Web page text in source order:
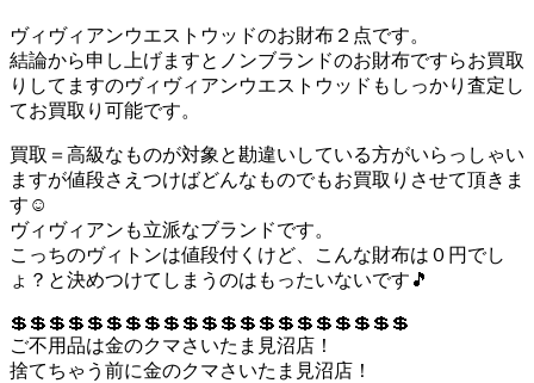
ヴィヴィアンウエストウッドのお財布２点です。
結論から申し上げますとノンブランドのお財布ですらお買取
りしてますのヴィヴィアンウエストウッドもしっかり査定し
てお買取り可能です。
買取＝高級なものが対象と勘違いしている方がいらっしゃい
ますが値段さえつけばどんなものでもお買取りさせて頂きま
す☺
ヴィヴィアンも立派なブランドです。
こっちのヴィトンは値段付くけど、こんな財布は０円でし
ょ？と決めつけてしまうのはもったいないです🎵
💲💲💲💲💲💲💲💲💲💲💲💲💲💲💲💲💲💲💲💲💲
ご不用品は金のクマさいたま見沼店！
捨てちゃう前に金のクマさいたま見沼店！